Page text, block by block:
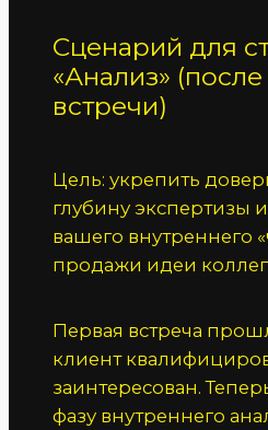
Сценарий для
«Анализ»
встречи)
Цель: укрепить
глубину экспертизы
вашего внутреннего
продажи идеи
Первая встреча
клиент
заинтересован.
фазу внутреннего